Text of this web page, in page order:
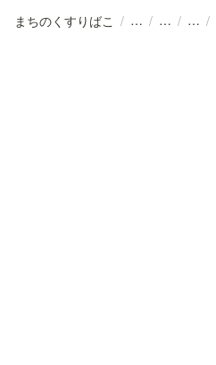
まちのくすりばこ / / / /